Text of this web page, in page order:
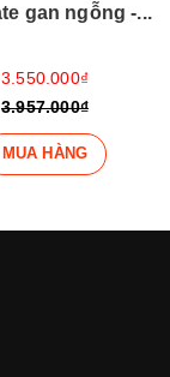
gan ngỗng -...
3.550.000₫
3.957.000₫
MUA HÀNG